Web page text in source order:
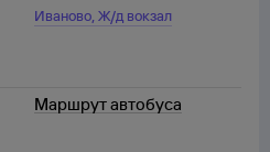
Иваново,Ж/д вокзал
Маршрут автобуса